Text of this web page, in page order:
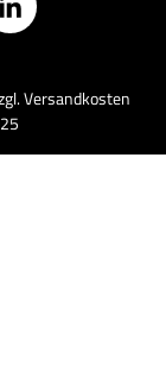
Versandkosten